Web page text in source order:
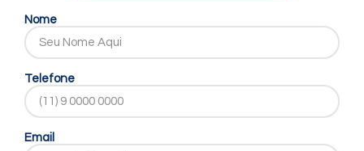
Nome
Telefone
Email